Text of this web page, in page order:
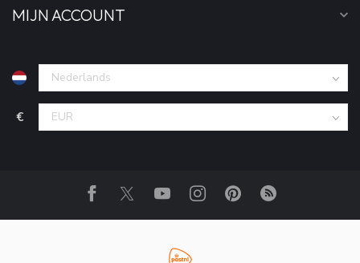
MIJN ACCOUNT
€